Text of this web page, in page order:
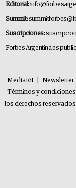
Editorial:
Summit:
Suscripciones:
Forbes Argentina es
MediaKit Newsletter
Términos y condiciones
los derechos